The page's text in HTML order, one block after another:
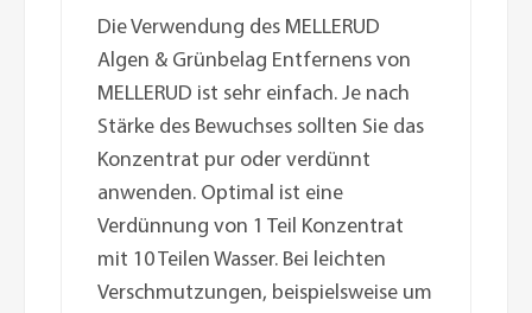
Die Verwendung des MELLERUD
Algen & Grünbelag Entfernens von
MELLERUD ist sehr einfach. Je nach
Stärke des Bewuchses sollten Sie das
Konzentrat pur oder verdünnt
anwenden. Optimal ist eine
Verdünnung von 1 Teil Konzentrat
mit 10 Teilen Wasser. Bei leichten
Verschmutzungen, beispielsweise um